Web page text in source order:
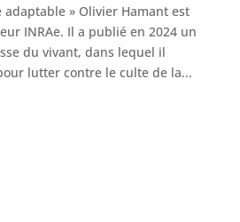
adaptable » Olivier Hamant est
INRAe. Il a publié en 2024 un
du vivant, dans lequel il
lutter contre le culte de la...